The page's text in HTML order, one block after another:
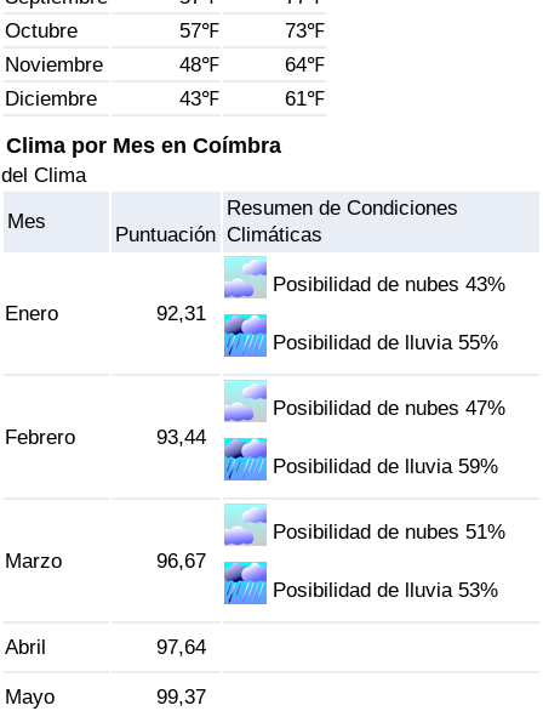
Octubre
57℉
73℉
Noviembre
48℉
64℉
Diciembre
43℉ 61℉
Clima por Mes en Coímbra
del Clima
Mes
Puntuación
Resumen de Condiciones
Climáticas
Enero 92,31
Posibilidad de nubes 43%
Posibilidad de lluvia 55%
Febrero 93,44
Posibilidad de nubes 47%
Posibilidad de lluvia 59%
Marzo 96,67
Posibilidad de nubes 51%
Posibilidad de lluvia 53%
Abril 97,64
Mayo 99,37
Índice de criminalidad por país
Sanidad
Índice de Sanidad (Actual)
Índice de Sanidad por País
Contaminación
Índice de Contaminación (Actual)
Índice de contaminación
Índice de Contaminación por País
Tráfico
Índice de Tráfico (Actual)